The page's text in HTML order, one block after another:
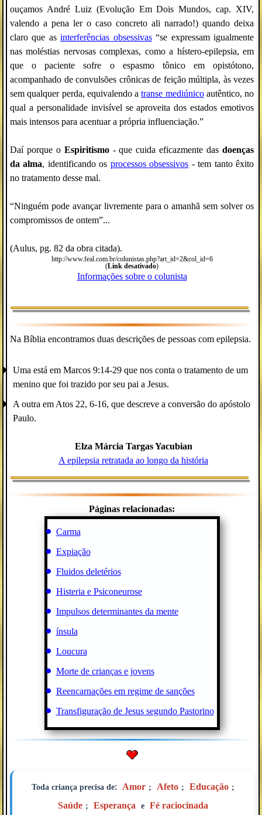
ouçamos André Luiz (Evolução Em Dois Mundos, cap. XIV,
valendo a pena ler o caso concreto ali narrado!) quando deixa
claro que asinterferências obsessivas“se expressam igualmente
nas moléstias nervosas complexas, como a hístero-epilepsia, em
que o paciente sofre o espasmo tônico em opistótono,
acompanhado de convulsões crônicas de feição múltipla, às vezes
sem qualquer perda, equivalendo atranse mediúnicoautêntico, no
qual a personalidade invisível se aproveita dos estados emotivos
mais intensos para acentuar a própria influenciação.”
Daí porque o Espiritismo- que cuida eficazmente dasdoenças
da alma, identificando os processos obsessivos - tem tanto êxito
no tratamento desse mal.
“Ninguém pode avançar livremente para o amanhã sem solver os
compromissos de ontem”...
(Aulus, pg. 82 da obra citada).
http://www.feal.com.br/colunistas.php?art_id=2&col_id=6
(Link desativado)
Informações sobre o colunista
Na Bíblia encontramos duas descrições de pessoas com epilepsia.
Uma está em Marcos 9:14-29 que nos conta o tratamento de um
menino que foi trazido por seu pai a Jesus.
A outra em Atos 22, 6-16, que descreve a conversão do apóstolo
Paulo.
Elza Márcia Targas Yacubian
A epilepsia retratada ao longo da história
Páginas relacionadas:
Carma
Expiação
Fluidos deletérios
Histeria e Psiconeurose
Impulsos determinantes da mente
ínsula
Loucura
Morte de crianças e jovens
Reencarnações em regime de sanções
Transfiguração de Jesus segundo Pastorino
Toda criança precisa de: Amor ; Afeto ; Educação ;
Saúde ; Esperança e Fé raciocinada